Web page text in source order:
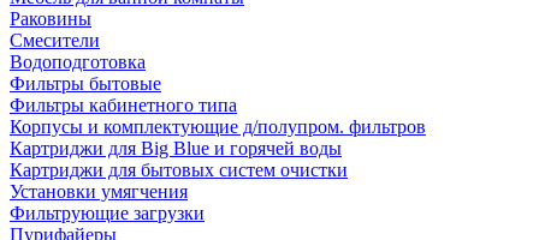
Раковины
Смесители
Водоподготовка
Фильтры бытовые
Фильтры кабинетного типа
Корпусы и комплектующие д/полупром. фильтров
Картриджи для Big Blue и горячей воды
Картриджи для бытовых систем очистки
Установки умягчения
Фильтрующие загрузки
Пурифайеры